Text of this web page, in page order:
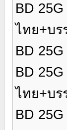
BD
ไทย+บร
BD
BD
ไทย+บร
BD